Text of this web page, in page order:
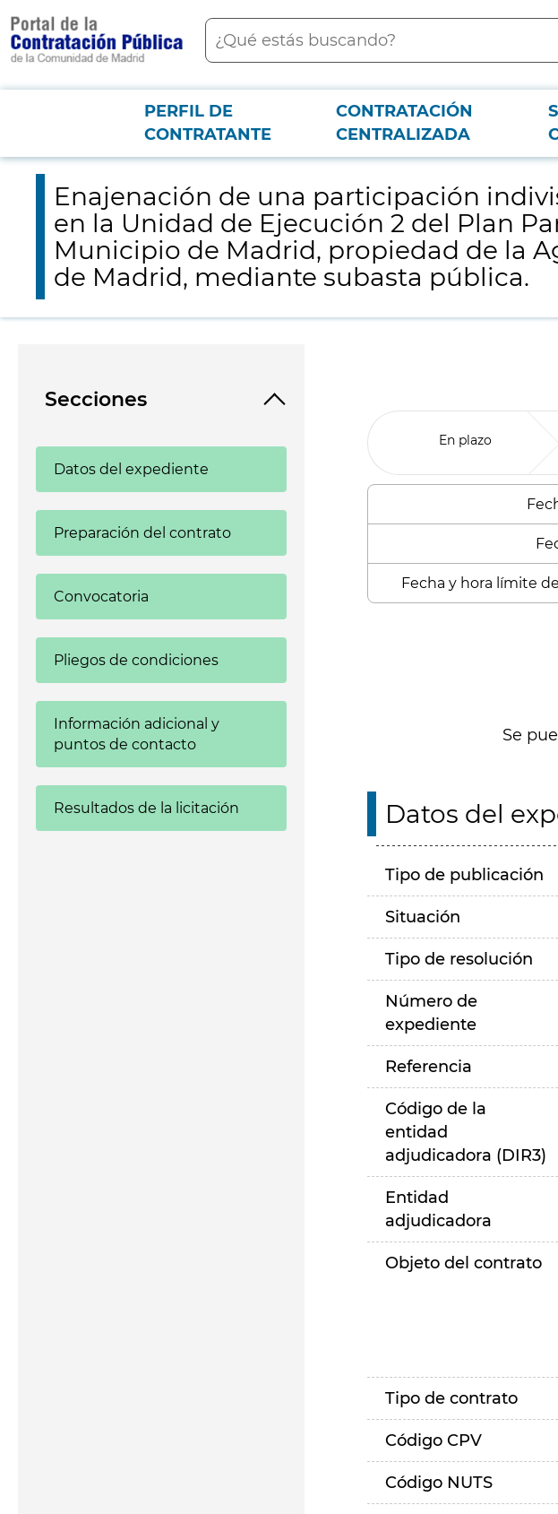
contenido
principal
Buscar
Menú PCON
PERFIL DE
CONTRATANTE
CONTRATACIÓN
CENTRALIZADA
Enajenación de una participación indivisa del 66,0771 % de la parcela 2.51 B, situada en la
de Vivienda Social de la Comunidad de Madrid, mediante subasta pública.
Enajenación de una participación
en la Unidad de Ejecución 2 del Plan
Municipio de Madrid, propiedad de la
de Madrid, mediante subasta pública.
Secciones
Datos del expediente
Preparación del contrato
Convocatoria
Pliegos de condiciones
Información adicional y
puntos de contacto
Resultados de la licitación
En plazo
Fecha y hora límite
Se
Datos del
Tipo de publicación
Situación
Tipo de resolución
Número de
expediente
Referencia
Código de la
entidad
adjudicadora (DIR3)
Entidad
adjudicadora
Objeto del contrato
Tipo de contrato
Código CPV
Código NUTS